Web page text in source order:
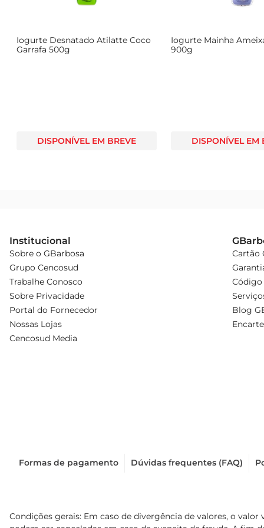
Iogurte Desnatado Atilatte Coco
Garrafa 500g
DISPONÍVEL EM BREVE
Iogurte Mainha
900g
DISPONÍVEL EM
Institucional
Sobre o GBarbosa
Grupo Cencosud
Trabalhe Conosco
Sobre Privacidade
Portal do Fornecedor
Nossas Lojas
Cencosud Media
Cartão
Código
Blog
Formas de pagamento Dúvidas frequentes (FAQ)
Condições gerais: Em caso de divergência de valores, o